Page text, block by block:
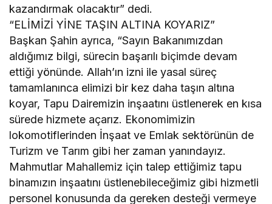
kazandırmak olacaktır” dedi.
“ELİMİZİ YİNE TAŞIN ALTINA KOYARIZ”
Başkan Şahin ayrıca, “Sayın Bakanımızdan
aldığımız bilgi, sürecin başarılı biçimde devam
ettiği yönünde. Allah’ın izni ile yasal süreç
tamamlanınca elimizi bir kez daha taşın altına
koyar, Tapu Dairemizin inşaatını üstlenerek en kısa
sürede hizmete açarız. Ekonomimizin
lokomotiflerinden İnşaat ve Emlak sektörünün de
Turizm ve Tarım gibi her zaman yanındayız.
Mahmutlar Mahallemiz için talep ettiğimiz tapu
binamızın inşaatını üstlenebileceğimiz gibi hizmetli
personel konusunda da gereken desteği vermeye